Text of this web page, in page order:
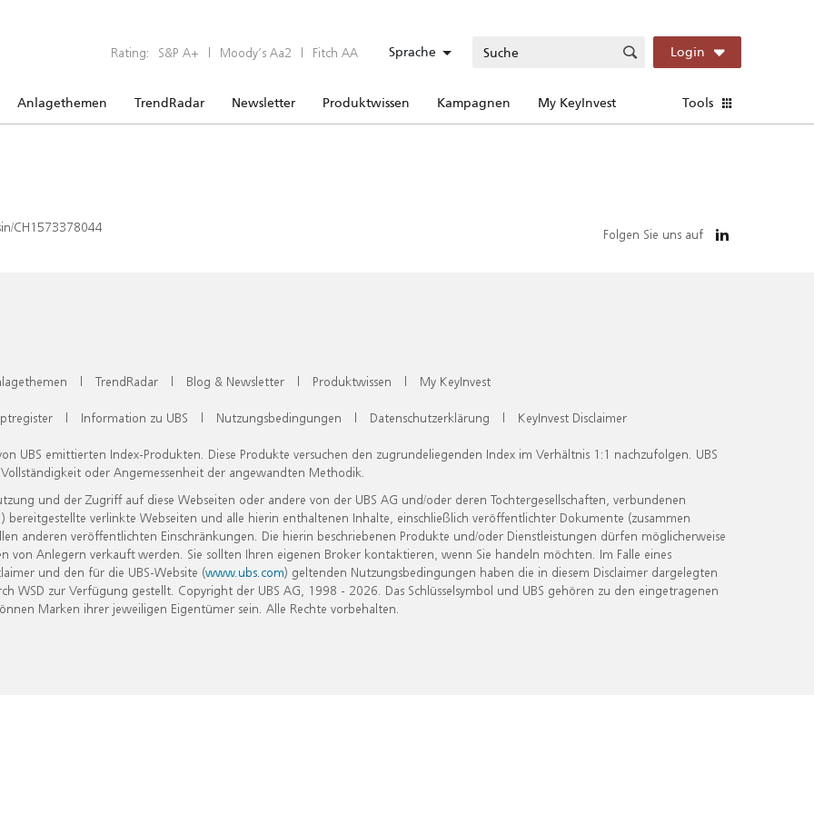
Rating: S&P A+ | Moody’s Aa2 | Fitch AA Sprache Login
Anlagethemen TrendRadar Newsletter Produktwissen Kampagnen My KeyInvest Tools
CH1573378044 Folgen Sie uns auf
| TrendRadar | Blog & Newsletter | Produktwissen | My KeyInvest
| Information zu UBS | Nutzungsbedingungen | Datenschutzerklärung | KeyInvest Disclaimer
UBS emittierten Index-Produkten. Diese Produkte versuchen den zugrundeliegenden Index im Verhältnis 1:1 nachzufolgen. UBS
oder Angemessenheit der angewandten Methodik.
und der Zugriff auf diese Webseiten oder andere von der UBS AG und/oder deren Tochtergesellschaften, verbundenen
verlinkte Webseiten und alle hierin enthaltenen Inhalte, einschließlich veröffentlichter Dokumente (zusammen
anderen veröffentlichten Einschränkungen. Die hierin beschriebenen Produkte und/oder Dienstleistungen dürfen möglicherweise
Anlegern verkauft werden. Sie sollten Ihren eigenen Broker kontaktieren, wenn Sie handeln möchten. Im Falle eines
und den für die UBS-Website (www.ubs.com) geltenden Nutzungsbedingungen haben die in diesem Disclaimer dargelegten
zur Verfügung gestellt. Copyright der UBS AG, 1998 - 2026. Das Schlüsselsymbol und UBS gehören zu den eingetragenen
Marken ihrer jeweiligen Eigentümer sein. Alle Rechte vorbehalten.